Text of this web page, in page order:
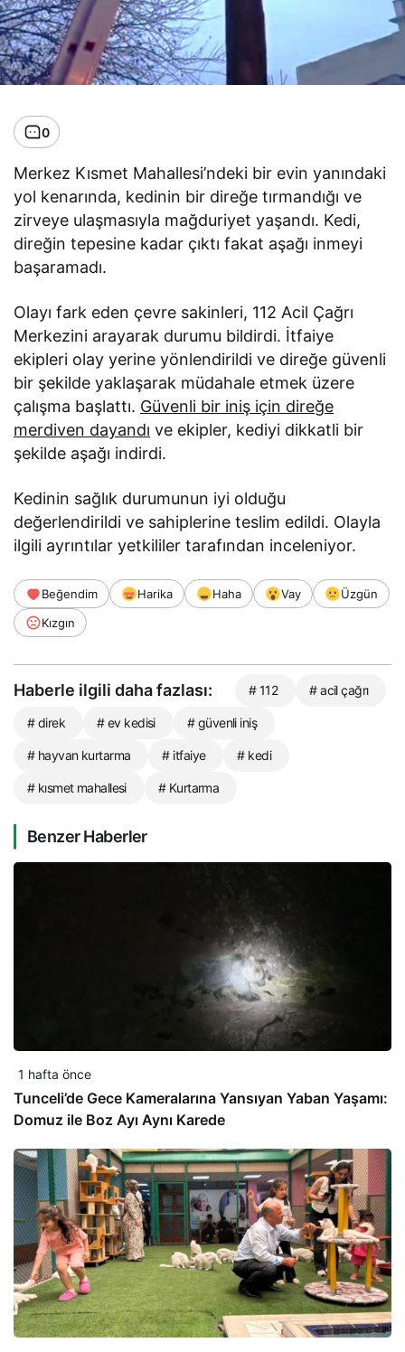
0
Merkez Kısmet Mahallesi’ndeki bir evin yanındaki
yol kenarında, kedinin bir direğe tırmandığı ve
zirveye ulaşmasıyla mağduriyet yaşandı. Kedi,
direğin tepesine kadar çıktı fakat aşağı inmeyi
başaramadı.
Olayı fark eden çevre sakinleri, 112 Acil Çağrı
Merkezini arayarak durumu bildirdi. İtfaiye
ekipleri olay yerine yönlendirildi ve direğe güvenli
bir şekilde yaklaşarak müdahale etmek üzere
çalışma başlattı. Güvenli bir iniş için direğe
merdiven dayandı ve ekipler, kediyi dikkatli bir
şekilde aşağı indirdi.
Kedinin sağlık durumunun iyi olduğu
değerlendirildi ve sahiplerine teslim edildi. Olayla
ilgili ayrıntılar yetkililer tarafından inceleniyor.
Beğendim Harika Haha Vay
Üzgün
Kızgın
Haberle ilgili daha fazlası: # 112 # acil çağrı
# direk # ev kedisi # güvenli iniş
# hayvan kurtarma # itfaiye # kedi
# kısmet mahallesi # Kurtarma
Benzer Haberler
1 hafta önce
Tunceli’de Gece Kameralarına Yansıyan Yaban Yaşamı:
Domuz ile Boz Ayı Aynı Karede